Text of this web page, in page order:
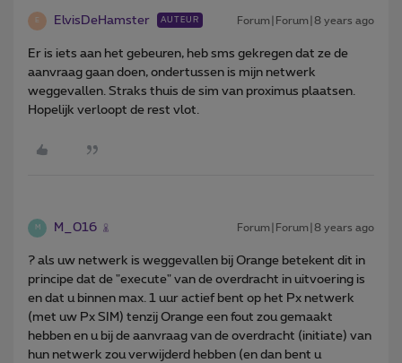
E ElvisDeHamster AUTEUR Forum|Forum|8 years ago
Er is iets aan het gebeuren, heb sms gekregen dat ze de
aanvraag gaan doen, ondertussen is mijn netwerk
weggevallen. Straks thuis de sim van proximus plaatsen.
Hopelijk verloopt de rest vlot.
M M_016 Forum|Forum|8 years ago
? als uw netwerk is weggevallen bij Orange betekent dit in
principe dat de "execute" van de overdracht in uitvoering is
en dat u binnen max. 1 uur actief bent op het Px netwerk
(met uw Px SIM) tenzij Orange een fout zou gemaakt
hebben en u bij de aanvraag van de overdracht (initiate) van
hun netwerk zou verwijderd hebben (en dan bent u